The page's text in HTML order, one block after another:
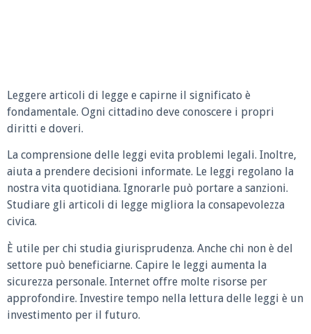
Leggere articoli di legge e capirne il significato è
fondamentale. Ogni cittadino deve conoscere i propri
diritti e doveri.
La comprensione delle leggi evita problemi legali. Inoltre,
aiuta a prendere decisioni informate. Le leggi regolano la
nostra vita quotidiana. Ignorarle può portare a sanzioni.
Studiare gli articoli di legge migliora la consapevolezza
civica.
È utile per chi studia giurisprudenza. Anche chi non è del
settore può beneficiarne. Capire le leggi aumenta la
sicurezza personale. Internet offre molte risorse per
approfondire. Investire tempo nella lettura delle leggi è un
investimento per il futuro.